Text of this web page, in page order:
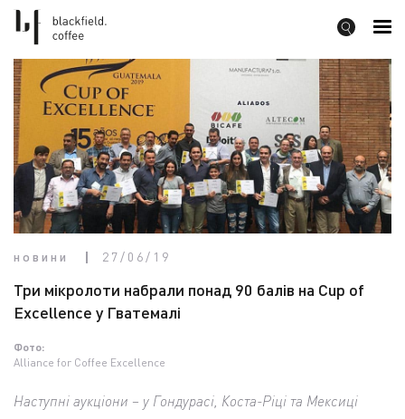
новини 27/06/19
Три мікролоти набрали понад 90 балів на Cup of
Excellence у Гватемалі
Фото:
Alliance for Coffee Excellence
Наступні аукціони – у Гондурасі, Коста-Ріці та Мексиці